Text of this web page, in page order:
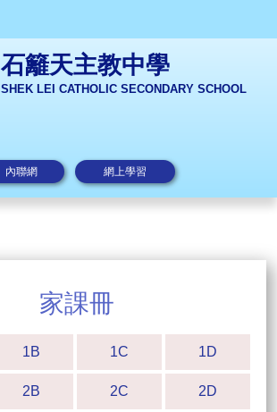
石籬天主教中學
SHEK LEI CATHOLIC SECONDARY SCHOOL
內聯網 網上學習
家課冊
1B 1C 1D
2B 2C 2D